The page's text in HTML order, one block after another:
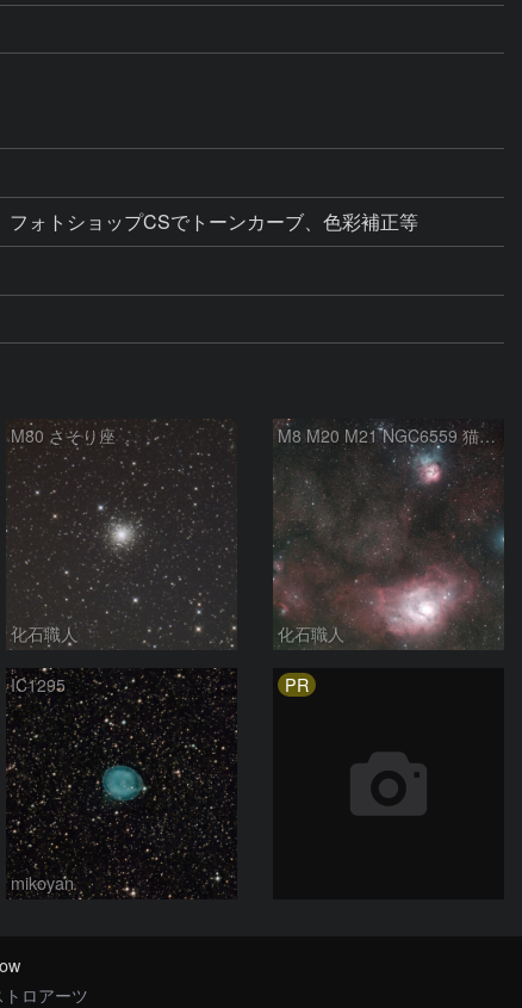
ォトショップCSでトーンカーブ、色彩補正等
M80 さそり座
化石職人
M8 M20 M21 NGC6559 猫の手星雲 いて座
化石職人
IC1295
mikoyan
PR
トロアーツ